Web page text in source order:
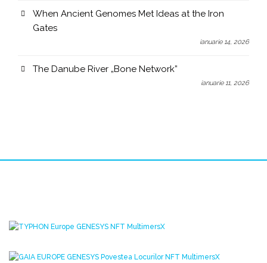
When Ancient Genomes Met Ideas at the Iron
Gates
ianuarie 14, 2026
The Danube River „Bone Network”
ianuarie 11, 2026